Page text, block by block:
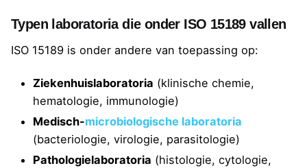
Typen laboratoria die onder ISO 15189 vallen
ISO 15189 is onder andere van toepassing op:
Ziekenhuislaboratoria (klinische chemie,
hematologie, immunologie)
Medisch-microbiologische laboratoria
(bacteriologie, virologie, parasitologie)
Pathologielaboratoria (histologie, cytologie,